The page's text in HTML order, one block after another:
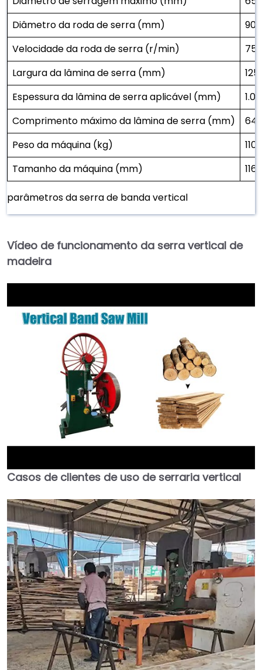
Diâmetro da roda de serra (mm)
900
Velocidade da roda de serra (r/min)
750
Largura da lâmina de serra (mm)
125
Espessura da lâmina de serra aplicável (mm)
1.05
Comprimento máximo da lâmina de serra (mm)
Peso da máquina (kg)
1100
Tamanho da máquina (mm)
parâmetros da serra de banda vertical
Vídeo de funcionamento da serra vertical de
madeira
►
Casos de clientes de uso de serraria vertical